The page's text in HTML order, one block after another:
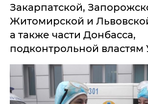
Закарпатской,
Житомирской и
а также части Донбасса,
подконтрольной властям